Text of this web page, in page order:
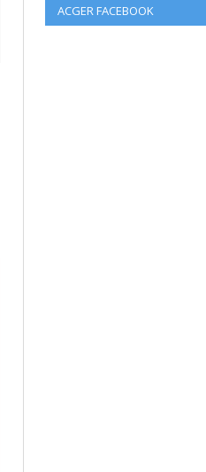
ACGER FACEBOOK